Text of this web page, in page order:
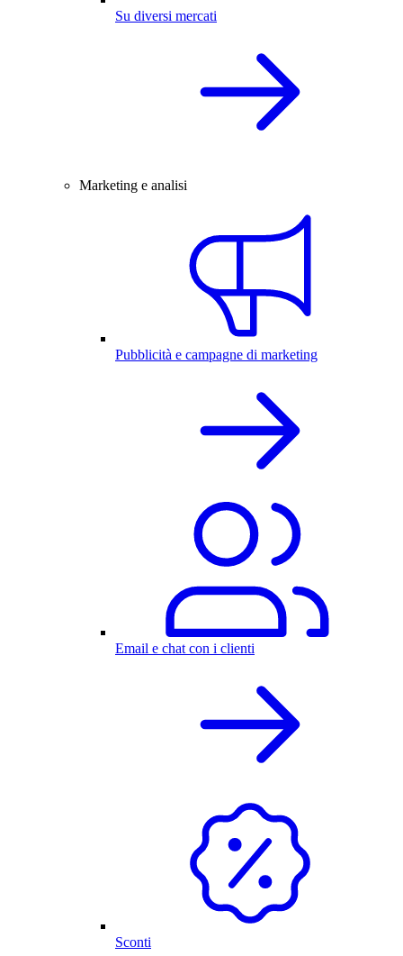
Su diversi mercati
Marketing e analisi
Pubblicità e campagne di marketing
Email e chat con i clienti
Sconti